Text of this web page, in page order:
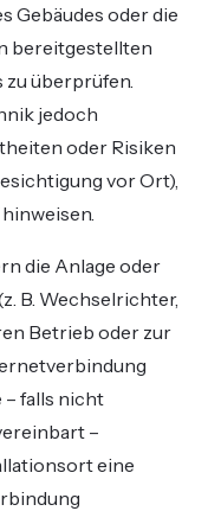
Gebäudes oder die
bereitgestellten
überprüfen.
jedoch
oder Risiken
vor Ort),
die Anlage oder
B. Wechselrichter,
Betrieb oder zur
– falls nicht
–
eine